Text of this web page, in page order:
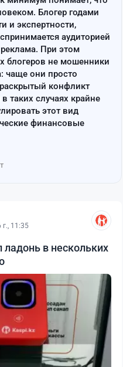
Блогер годами
и экспертности,
аудиторией
реклама. При этом
блогеров не мошенники
чаще они просто
конфликт
таких случаях крайне
этот вид
финансовые
г., 11:35
ладонь в нескольких